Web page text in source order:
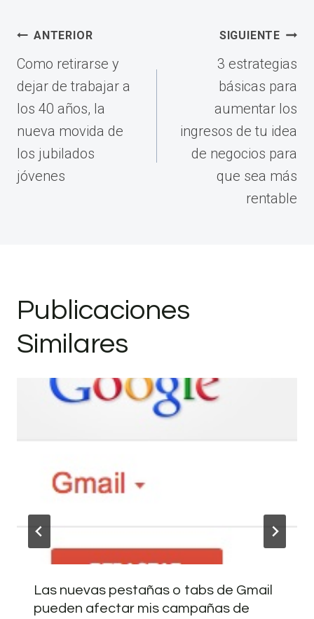
Navegación
de
entradas
ANTERIOR
Como retirarse y
dejar de trabajar a
los 40 años, la
nueva movida de
los jubilados
jóvenes
SIGUIENTE
3 estrategias
básicas para
aumentar los
ingresos de tu idea
de negocios para
que sea más
rentable
Publicaciones
Similares
Las nuevas pestañas o tabs de Gmail
pueden afectar mis campañas de